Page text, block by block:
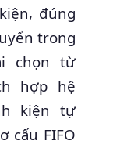
đúng
trong
chọn từ
hợp hệ
kiện tự
cấu FIFO